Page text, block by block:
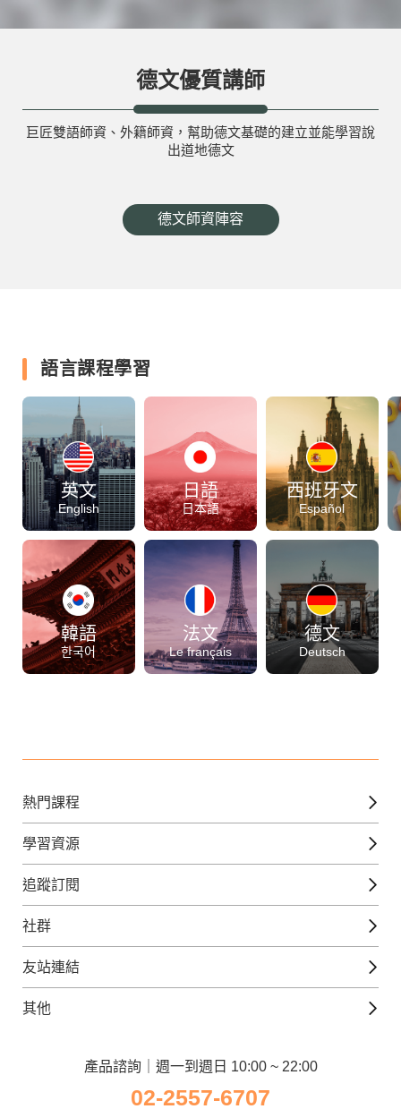
德文優質講師
巨匠雙語師資、外籍師資，幫助德文基礎的建立並能學習說
出道地德文
德文師資陣容
語言課程學習
英文
English
日語
日本語
西班牙文
Español
韓語
한국어
法文
Le français
德文
Deutsch
熱門課程
英文課程
日語課程
韓語課程
法文課程
兒童日語課程
學習資源
免費線上檢定
外語補給站
美日語數位學院
追蹤訂閱
Gjun-就醬學外語
官方Youtube
社群
英語觀光城
日語觀光城
友站連結
iWorld JR
電腦直播教學
其他
產品諮詢｜週一到週日 10:00 ~ 22:00
02-2557-6707